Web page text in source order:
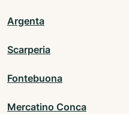
Argenta
Scarperia
Fontebuona
Mercatino Conca